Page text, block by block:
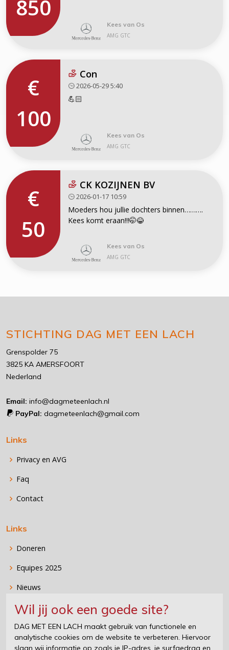
850
Kees van Os
AMG GTC
€
100
Con
2026-05-29 5:40
💪🏻
Kees van Os
AMG GTC
€
50
CK KOZIJNEN BV
2026-01-17 10:59
Moeders hou jullie dochters binnen……….
Kees komt eraan!!!🤭😂
Kees van Os
AMG GTC
Wil jij ook een goede site?
DAG MET EEN LACH maakt gebruik van functionele en
analytische cookies om de website te verbeteren. Hiervoor
slaan wij informatie op zoals je IP-adres, je surfgedrag en
STICHTING DAG MET EEN LACH
Grenspolder 75
3825 KA AMERSFOORT
Nederland
Email: info@dagmeteenlach.nl
PayPal: dagmeteenlach@gmail.com
Links
Privacy en AVG
Faq
Contact
Links
Doneren
Equipes 2025
Nieuws
Stichting DAG MET EEN LACH
DAG MET EEN LACH organiseert, samen met de eigenaren van